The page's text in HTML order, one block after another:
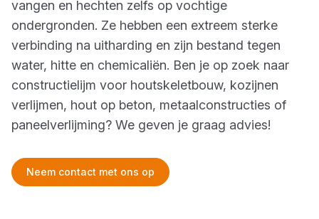
vangen en hechten zelfs op vochtige
ondergronden. Ze hebben een extreem sterke
verbinding na uitharding en zijn bestand tegen
water, hitte en chemicaliën. Ben je op zoek naar
constructielijm voor houtskeletbouw, kozijnen
verlijmen, hout op beton, metaalconstructies of
paneelverlijming? We geven je graag advies!
Neem contact met ons op